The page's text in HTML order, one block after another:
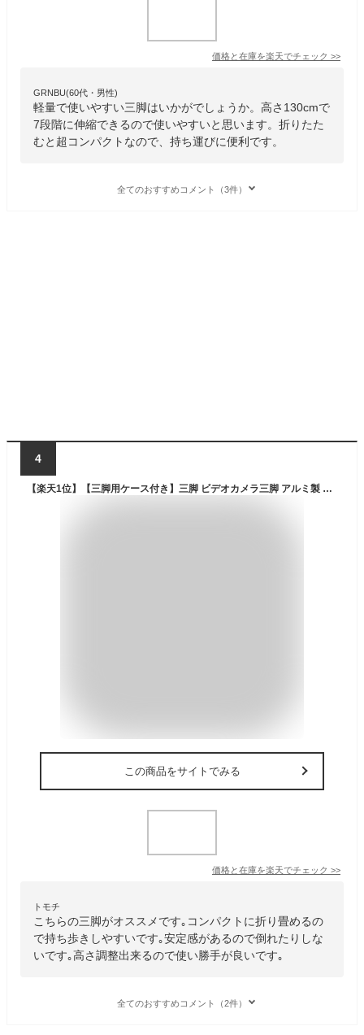
価格と在庫を楽天でチェック >>
GRNBU(60代・男性)
軽量で使いやすい三脚はいかがでしょうか。高さ130cmで
7段階に伸縮できるので使いやすいと思います。折りたた
むと超コンパクトなので、持ち運びに便利です。
全てのおすすめコメント（3件）
4
【楽天1位】【三脚用ケース付き】三脚 ビデオカメラ三脚 アルミ製 スマホ三脚 3WAY雲台 デジタル一眼レフ 3段階伸縮 360回転 クイックシュー式 折り畳み式 リモコン付き170cm iPhone/Android/カメラ多機種対応 コンパクト三脚 キャリングバッグ
この商品をサイトでみる
価格と在庫を楽天でチェック >>
トモチ
こちらの三脚がオススメです｡コンパクトに折り畳めるの
で持ち歩きしやすいです｡安定感があるので倒れたりしな
いです｡高さ調整出来るので使い勝手が良いです｡
全てのおすすめコメント（2件）